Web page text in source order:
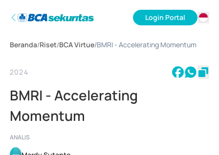
Login Portal
Beranda/Riset/BCA Virtue/BMRI - Accelerating Momentum
2024
BMRI - Accelerating
Momentum
ANALIS